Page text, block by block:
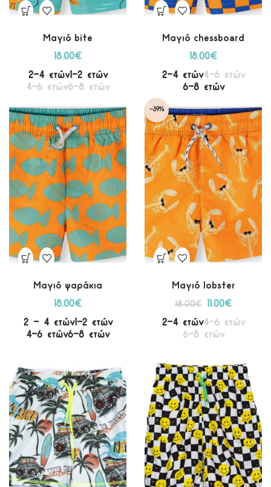
Μαγιό bite
18.00€
2-4 ετών1-2 ετών
4-6 ετών6-8 ετών
Μαγιό chessboard
18.00€
2-4 ετών4-6 ετών
6-8 ετών
Μαγιό ψαράκια
18.00€
2 - 4 ετών1-2 ετών
4-6 ετών6-8 ετών
-39%
Μαγιό lobster
18.00€ 11.00€
2-4 ετών4-6 ετών
6-8 ετών